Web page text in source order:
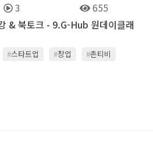
3
655
& 북토크 - 9.G-Hub 원데이클래
#스타트업 #창업 #촌티비